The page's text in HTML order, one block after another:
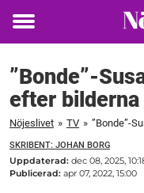
Toggle
”Bonde”-
efter bilderna
Nöjeslivet » TV »
SKRIBENT: JOHAN BORG
Uppdaterad: dec 08, 2025,
Publicerad: apr 07, 2022, 15:00